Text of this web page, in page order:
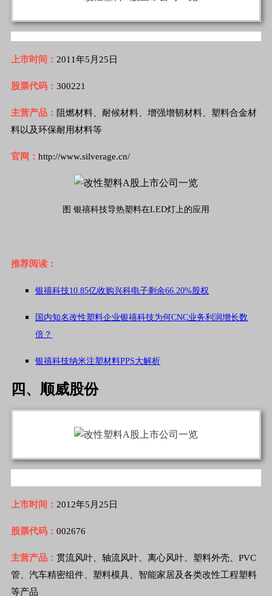
上市时间： 2011年5月25日
股票代码： 300221
主营产品： 阻燃材料、耐候材料、增强增韧材料、塑料合金材
料以及环保耐用材料等
官网： http://www.silverage.cn/
图 银禧科技导热塑料在LED灯上的应用
推荐阅读：
银禧科技10.85亿收购兴科电子剩余66.20%股权
国内知名改性塑料企业银禧科技为何CNC业务利润增长数
倍？
银禧科技纳米注塑材料PPS大解析
四、顺威股份
上市时间： 2012年5月25日
股票代码： 002676
主营产品： 贯流风叶、轴流风叶、离心风叶、塑料外壳、PVC
管、汽车精密组件、塑料模具、智能家居及各类改性工程塑料
等产品